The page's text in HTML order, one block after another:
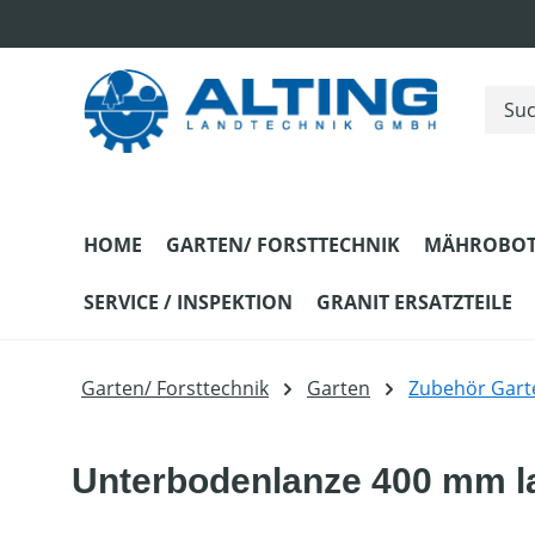
HOME GARTEN/ FORSTTECHNIK
SERVICE / INSPEKTION GRANIT ERSATZTEILE
Garten/ Forsttechnik Garten Zubehör
Unterbodenlanze 400 mm